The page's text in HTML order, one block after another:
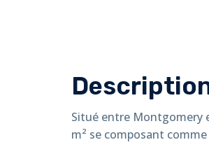
Situé entre Montgomery
m² se composant